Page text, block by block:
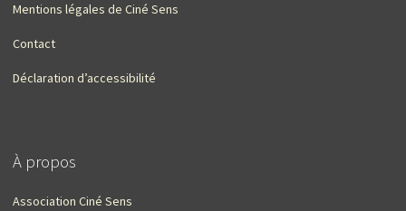
Mentions légales de Ciné Sens
Contact
Déclaration d’accessibilité
À propos
Association Ciné Sens